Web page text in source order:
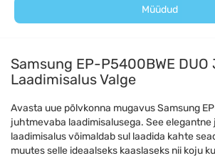
Müüdud
Samsung EP-P5400BWE
Laadimisalus Valge
Avasta uue põlvkonna mugavus Samsung
juhtmevaba laadimisalusega. See elegantne
laadimisalus võimaldab sul laadida kahte
muutes selle ideaalseks kaaslaseks nii koju